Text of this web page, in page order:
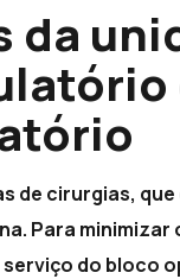
da
de cirurgias,
Para
serviço do bloco